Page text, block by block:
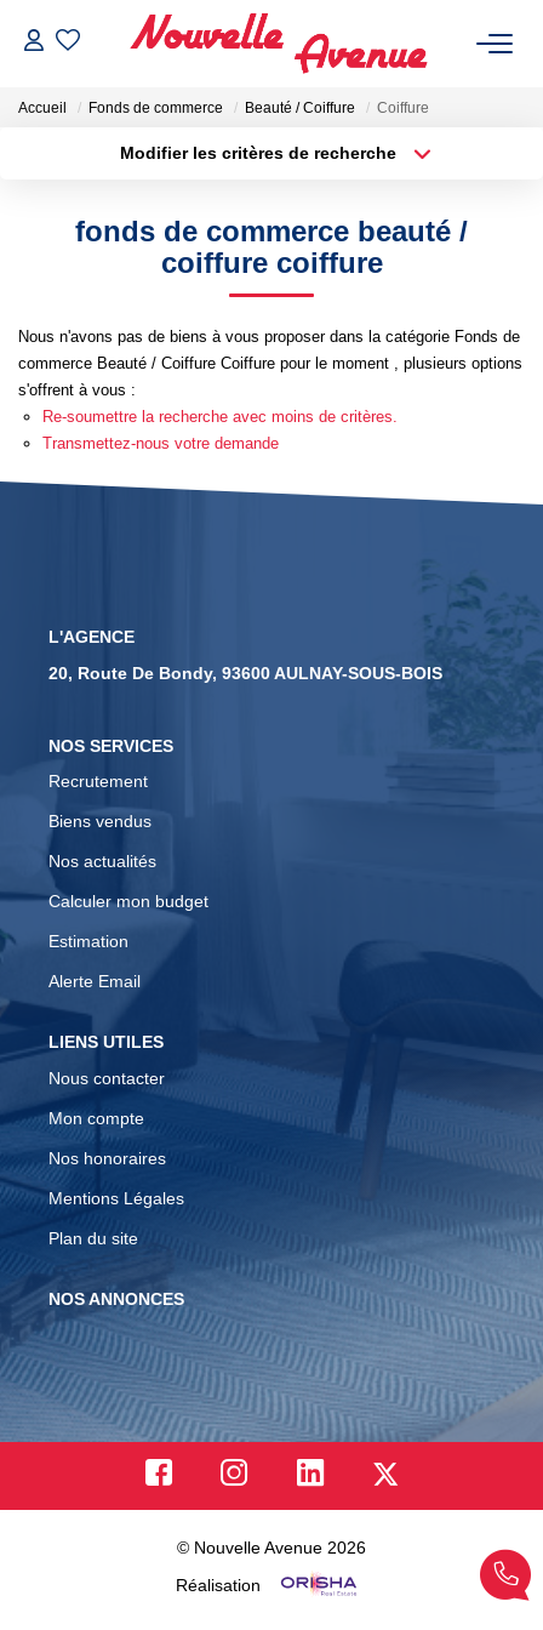
ACHETER
EN
Accueil Fonds de commerce Beauté / Coiffure Coiffure
Modifier les critères de recherche
Budget max
fonds de commerce beauté /
coiffure coiffure
Nous n'avons pas de biens à vous proposer dans la catégorie Fonds de
commerce Beauté / Coiffure Coiffure pour le moment , plusieurs options
s'offrent à vous :
Re-soumettre la recherche avec moins de critères.
Transmettez-nous votre demande
L'AGENCE
20, Route De Bondy, 93600 AULNAY-SOUS-BOIS
NOS SERVICES
Recrutement
Biens vendus
Nos actualités
Calculer mon budget
Estimation
Alerte Email
LIENS UTILES
Nous contacter
Mon compte
Nos honoraires
Mentions Légales
Plan du site
NOS ANNONCES
© Nouvelle Avenue 2026
Réalisation